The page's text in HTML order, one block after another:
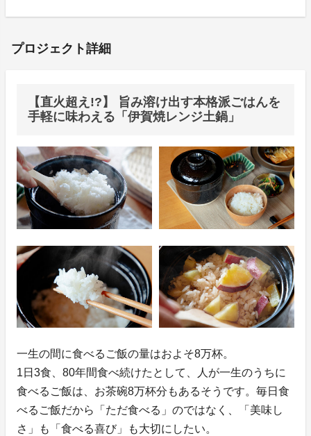
プロジェクト詳細
【直火超え!?】 旨み溶け出す本格派ごはんを
手軽に味わえる「伊賀焼レンジ土鍋」
一生の間に食べるご飯の量はおよそ8万杯。
1日3食、80年間食べ続けたとして、人が一生のうちに
食べるご飯は、お茶碗8万杯分もあるそうです。毎日食
べるご飯だから「ただ食べる」のではなく、「美味し
さ」も「食べる喜び」も大切にしたい。